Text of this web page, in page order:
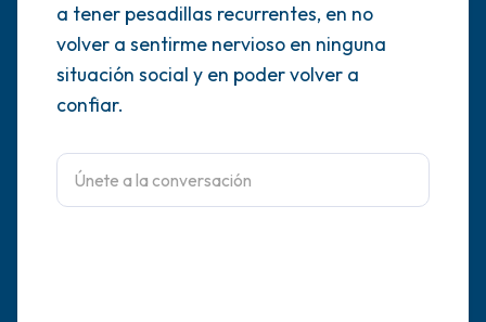
a tener pesadillas recurrentes, en no
volver a sentirme nervioso en ninguna
situación social y en poder volver a
confiar.
la nariz (cuenta hasta 3), exhala por la
boca (cuenta hasta 3). Ahora abre los ojos
y mira a tu alrededor. Nombra lo siguiente
en voz alta:
5 – cosas que puedes ver (puedes mirar
dentro de la habitación y por la ventana)